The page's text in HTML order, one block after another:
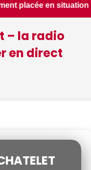
crise - Le
– la radio
en direct